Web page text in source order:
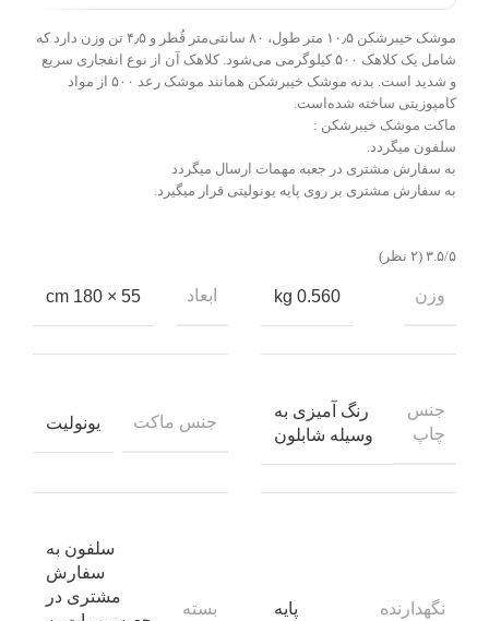
موشک خیبرشکن ۱۰٫۵ متر طول، ۸۰ سانتی‌متر قُطر و ۴٫۵ تن وزن دارد که
شامل یک کلاهک ۵۰۰ کیلوگرمی می‌شود. کلاهک آن از نوع انفجاری سریع
و شدید است. بدنه موشک خیبرشکن همانند موشک رعد ۵۰۰ از مواد
کامپوزیتی ساخته شده‌است.
ماکت موشک خیبرشکن :
سلفون میگردد.
به سفارش مشتری در جعبه مهمات ارسال میگردد
به سفارش مشتری بر روی پایه یونولیتی قرار میگیرد.
‫۳.۵/۵
وزن 0.560 kg ابعاد 55 × 180 cm
جنس
چاپ
رنگ آمیزی به
وسیله شابلون
جنس ماکت یونولیت
نگهدارنده
پایه
بسته
سلفون به
سفارش
مشتری در